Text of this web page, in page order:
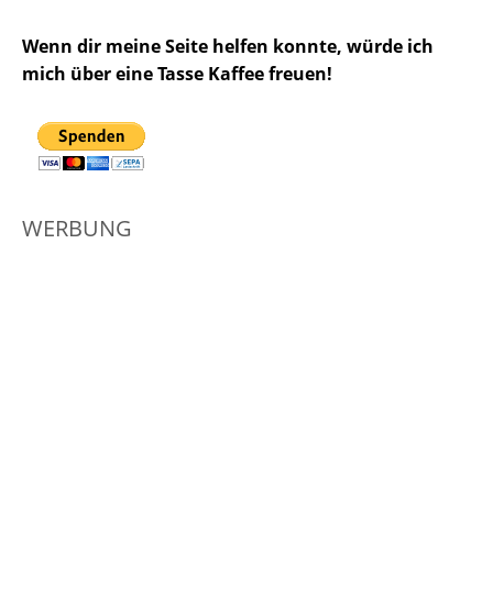
Wenn dir meine Seite helfen konnte, würde ich
mich über eine Tasse Kaffee freuen!
WERBUNG